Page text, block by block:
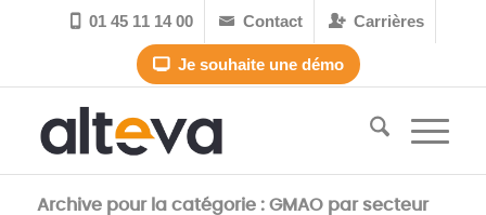
 01 45 11 14 00  Contact Carrières
Je souhaite une démo
Archive pour la catégorie : GMAO par secteur